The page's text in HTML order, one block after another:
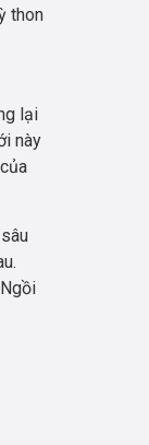
thon
lại
này